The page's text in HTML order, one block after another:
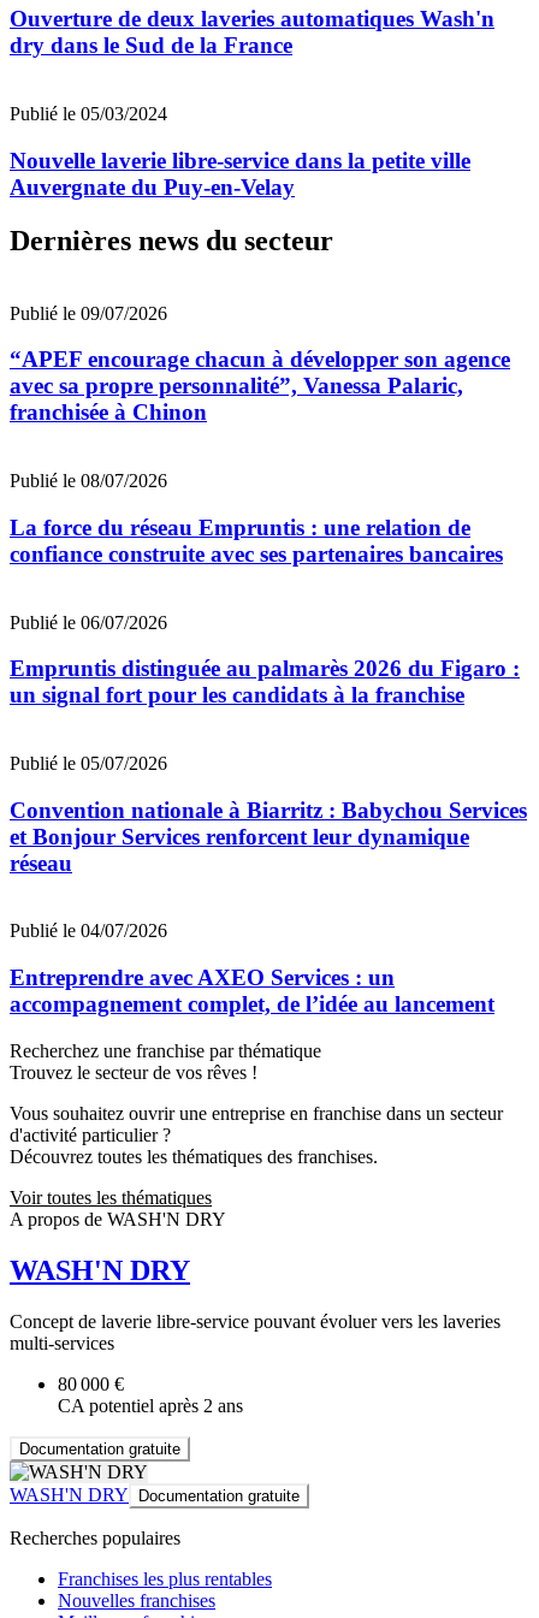
Ouverture de deux laveries automatiques Wash'n
dry dans le Sud de la France
Publié le 05/03/2024
Nouvelle laverie libre-service dans la petite ville
Auvergnate du Puy-en-Velay
Dernières news du secteur
Publié le 09/07/2026
“APEF encourage chacun à développer son agence
avec sa propre personnalité”, Vanessa Palaric,
franchisée à Chinon
Publié le 08/07/2026
La force du réseau Empruntis : une relation de
confiance construite avec ses partenaires bancaires
Publié le 06/07/2026
Empruntis distinguée au palmarès 2026 du Figaro :
un signal fort pour les candidats à la franchise
Publié le 05/07/2026
Convention nationale à Biarritz : Babychou Services
et Bonjour Services renforcent leur dynamique
réseau
Publié le 04/07/2026
Entreprendre avec AXEO Services : un
accompagnement complet, de l’idée au lancement
Recherchez une franchise par thématique
Trouvez le secteur de vos rêves !
Vous souhaitez ouvrir une entreprise en franchise dans un secteur
d'activité particulier ?
Découvrez toutes les thématiques des franchises.
Voir toutes les thématiques
A propos de WASH'N DRY
WASH'N DRY
Concept de laverie libre-service pouvant évoluer vers les laveries
multi-services
80 000 €
CA potentiel après 2 ans
Documentation gratuite
WASH'N DRY Documentation gratuite
Recherches populaires
Franchises les plus rentables
Nouvelles franchises